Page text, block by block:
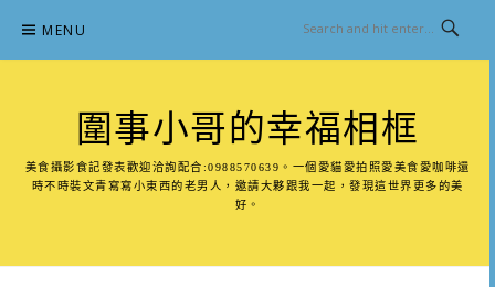
content
MENU
圍事小哥的幸福相框
美食攝影食記發表歡迎洽詢配合:0988570639。一個愛貓愛拍照愛美食愛咖啡還
時不時裝文青寫寫小東西的老男人，邀請大夥跟我一起，發現這世界更多的美
好。